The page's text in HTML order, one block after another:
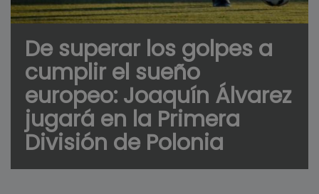
De superar los golpes a
cumplir el sueño
europeo: Joaquín Álvarez
jugará en la Primera
División de Polonia